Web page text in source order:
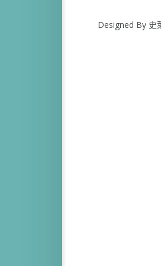
Designed By 史